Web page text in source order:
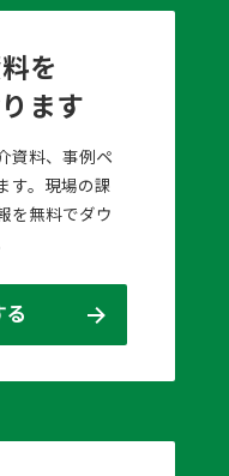
を
ます
資料、事例ペ
す。現場の課
を無料でダウ